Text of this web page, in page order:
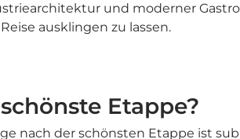
und moderner
ausklingen zu lassen.
Etappe?
nach der schönsten Etappe ist